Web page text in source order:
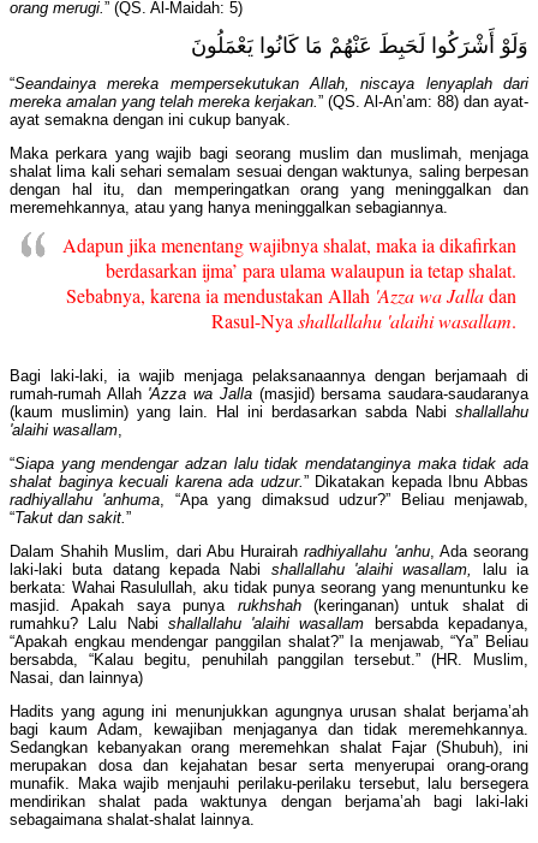
orang merugi.” (QS. Al-Maidah: 5)
وَلَوْ أَشْرَكُوا لَحَبِطَ عَنْهُمْ مَا كَانُوا يَعْمَلُونَ
“Seandainya mereka mempersekutukan Allah, niscaya lenyaplah dari
mereka amalan yang telah mereka kerjakan.” (QS. Al-An’am: 88) dan ayat-
ayat semakna dengan ini cukup banyak.
Maka perkara yang wajib bagi seorang muslim dan muslimah, menjaga
shalat lima kali sehari semalam sesuai dengan waktunya, saling berpesan
dengan hal itu, dan memperingatkan orang yang meninggalkan dan
meremehkannya, atau yang hanya meninggalkan sebagiannya.
Adapun jika menentang wajibnya shalat, maka ia dikafirkan
berdasarkan ijma’ para ulama walaupun ia tetap shalat.
Sebabnya, karena ia mendustakan Allah 'Azza wa Jalladan
Rasul-Nya shallallahu 'alaihi wasallam.
Bagi laki-laki, ia wajib menjaga pelaksanaannya dengan berjamaah di
rumah-rumah Allah 'Azza wa Jalla(masjid) bersama saudara-saudaranya
(kaum muslimin) yang lain. Hal ini berdasarkan sabda Nabi shallallahu
'alaihi wasallam,
“Siapa yang mendengar adzan lalu tidak mendatanginya maka tidak ada
shalat baginya kecuali karena ada udzur.” Dikatakan kepada Ibnu Abbas
radhiyallahu 'anhuma, “Apa yang dimaksud udzur?” Beliau menjawab,
“Takut dan sakit.”
Dalam Shahih Muslim, dari Abu Hurairahradhiyallahu 'anhu, Ada seorang
laki-laki buta datang kepada Nabi shallallahu 'alaihi wasallam,
lalu ia
berkata: Wahai Rasulullah, aku tidak punya seorang yang menuntunku ke
masjid. Apakah saya punya rukhshah
(keringanan) untuk shalat di
rumahku? Lalu Nabi shallallahu 'alaihi wasallam bersabda kepadanya,
“Apakah engkau mendengar panggilan shalat?” Ia menjawab, “Ya” Beliau
bersabda, “Kalau begitu, penuhilah panggilan tersebut.” (HR. Muslim,
Nasai, dan lainnya)
Hadits yang agung ini menunjukkan agungnya urusan shalat berjama’ah
bagi kaum Adam, kewajiban menjaganya dan tidak meremehkannya.
Sedangkan kebanyakan orang meremehkan shalat Fajar (Shubuh), ini
merupakan dosa dan kejahatan besar serta menyerupai orang-orang
munafik. Maka wajib menjauhi perilaku-perilaku tersebut, lalu bersegera
mendirikan shalat pada waktunya dengan berjama’ah bagi laki-laki
sebagaimana shalat-shalat lainnya.